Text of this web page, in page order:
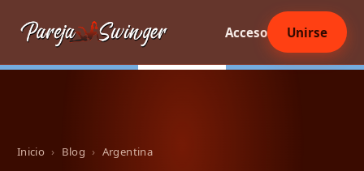
Acceso Unirse
Inicio › Blog › Argentina